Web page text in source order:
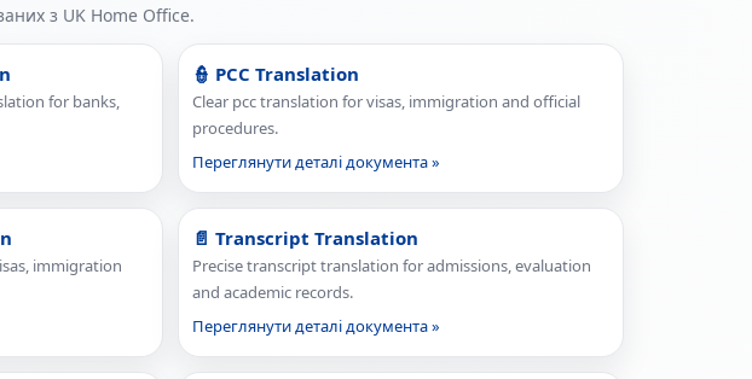
з UK Home Office.
for banks,
👮 PCC Translation
Clear pcc translation for visas, immigration and official
procedures.
Переглянути деталі документа »
immigration
📄 Transcript Translation
Precise transcript translation for admissions, evaluation
and academic records.
Переглянути деталі документа »